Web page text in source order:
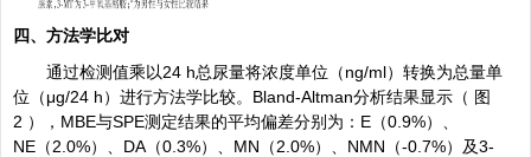
四、方法学比对
通过检测值乘以24 h总尿量将浓度单位（ng/ml）转换为总量单
位（μg/24 h）进行方法学比较。Bland-Altman分析结果显示（ 图
2 ），MBE与SPE测定结果的平均偏差分别为：E（0.9%）、
NE（2.0%）、DA（0.3%）、MN（2.0%）、NMN（-0.7%）及3-